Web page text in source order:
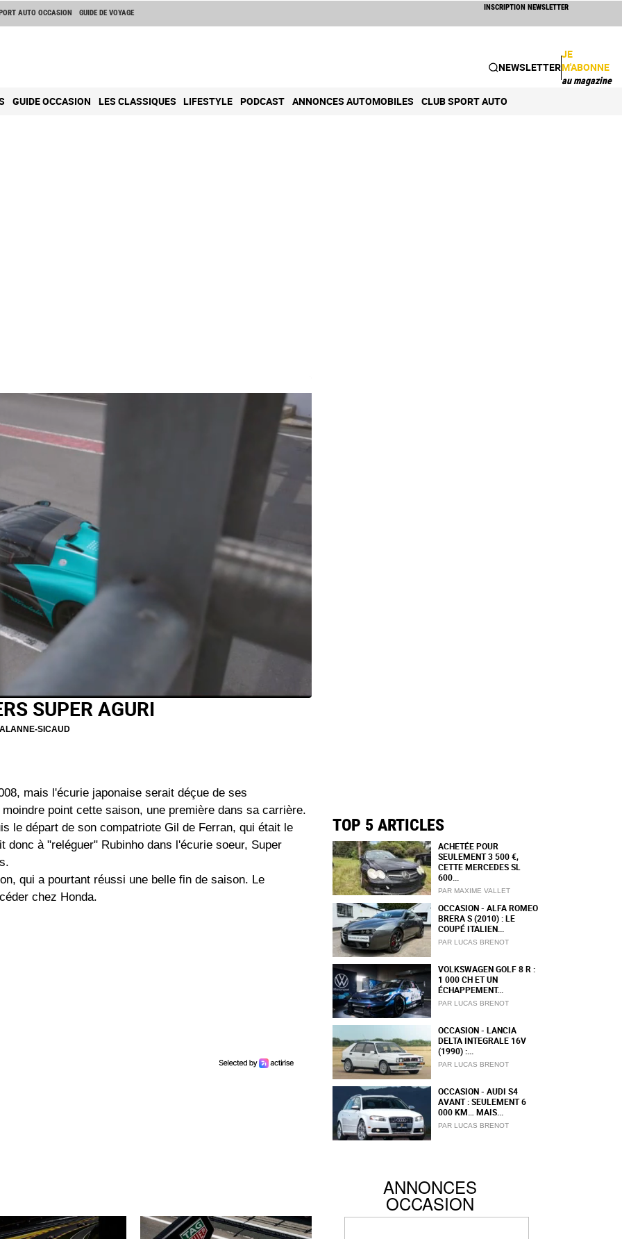
AUTO OCCASION GUIDE DE VOYAGE
INSCRIPTION NEWSLETTER
NEWSLETTER
JE
M'ABONNE
au magazine
GUIDE OCCASION LES CLASSIQUES LIFESTYLE PODCAST ANNONCES AUTOMOBILES CLUB SPORT AUTO
SUPER AGURI
SICAUD
mais l'écurie japonaise serait déçue de ses
point cette saison, une première dans sa carrière.
le départ de son compatriote Gil de Ferran, qui était le
donc à "reléguer" Rubinho dans l'écurie soeur, Super
qui a pourtant réussi une belle fin de saison. Le
chez Honda.
TOP 5 ARTICLES
ACHETÉE POUR
SEULEMENT 3 500 €,
CETTE MERCEDES SL
600...
PAR MAXIME VALLET
OCCASION - ALFA ROMEO
BRERA S (2010) : LE
COUPÉ ITALIEN...
PAR LUCAS BRENOT
VOLKSWAGEN GOLF 8 R :
1 000 CH ET UN
ÉCHAPPEMENT...
PAR LUCAS BRENOT
OCCASION - LANCIA
DELTA INTEGRALE 16V
(1990) :...
PAR LUCAS BRENOT
OCCASION - AUDI S4
AVANT : SEULEMENT 6
000 KM… MAIS...
PAR LUCAS BRENOT
ANNONCES
OCCASION